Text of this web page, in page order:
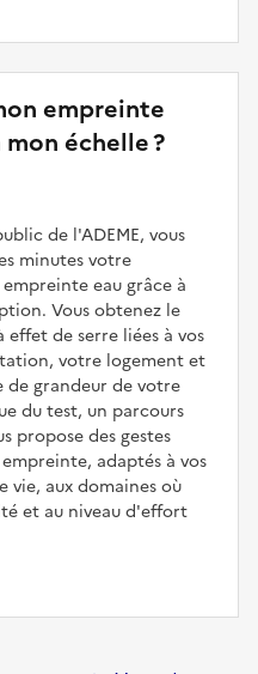
empreinte
échelle ?
de l'ADEME, vous
minutes votre
eau grâce à
Vous obtenez le
effet de serre liées à vos
votre logement et
de grandeur de votre
du test, un parcours
propose des gestes
adaptés à vos
vie, aux domaines où
et au niveau d'effort